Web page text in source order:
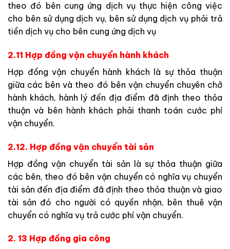
theo đó bên cung ứng dịch vụ thực hiện công việc
cho bên sử dụng dịch vụ, bên sử dụng dịch vụ phải trả
tiền dịch vụ cho bên cung ứng dịch vụ
2.11 Hợp đồng vận chuyển hành khách
Hợp đồng vận chuyển hành khách là sự thỏa thuận
giữa các bên và theo đó bên vận chuyển chuyên chở
hành khách, hành lý đến địa điểm đã định theo thỏa
thuận và bên hành khách phải thanh toán cước phí
vận chuyển.
2.12. Hợp đồng vận chuyển tài sản
Hợp đồng vận chuyển tài sản là sự thỏa thuận giữa
các bên, theo đó bên vận chuyển có nghĩa vụ chuyển
tài sản đến địa điểm đã định theo thỏa thuận và giao
tài sản đó cho người có quyền nhận, bên thuê vận
chuyển có nghĩa vụ trả cước phí vận chuyển.
2. 13 Hợp đồng gia công